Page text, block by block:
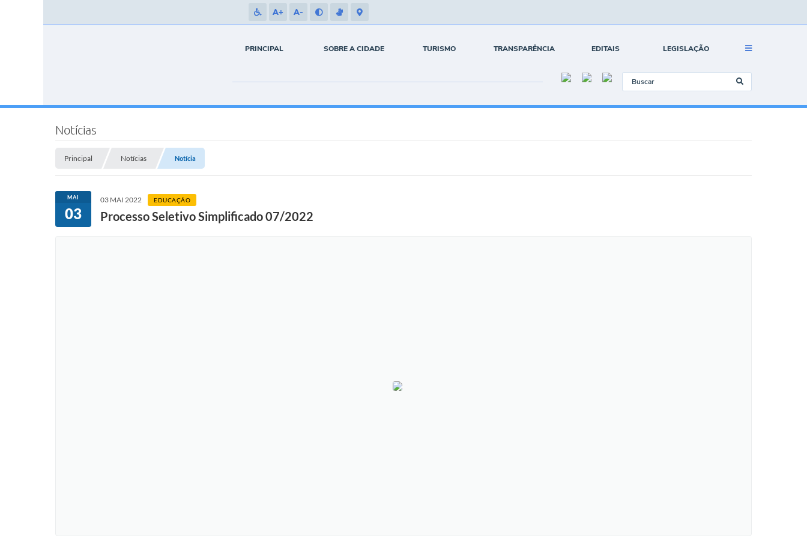
A+ A-
PRINCIPAL SOBRE A CIDADE TURISMO TRANSPARÊNCIA EDITAIS LEGISLAÇÃO
Notícias
Principal Notícias Notícia
MAI
03
03 MAI 2022 EDUCAÇÃO
Processo Seletivo Simplificado 07/2022